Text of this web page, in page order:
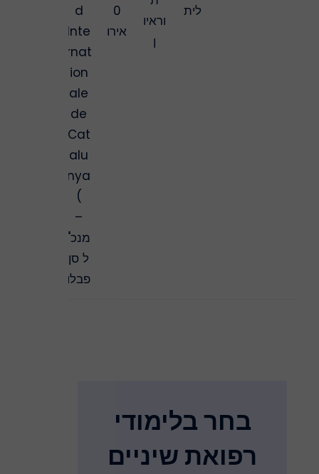
לית
וראיו
אירו
Inte
rnat
ion
ale
Cat
alu
nya
מנכ"
ל סן
פבלו
בחר בלימודי
רפואת שיניים